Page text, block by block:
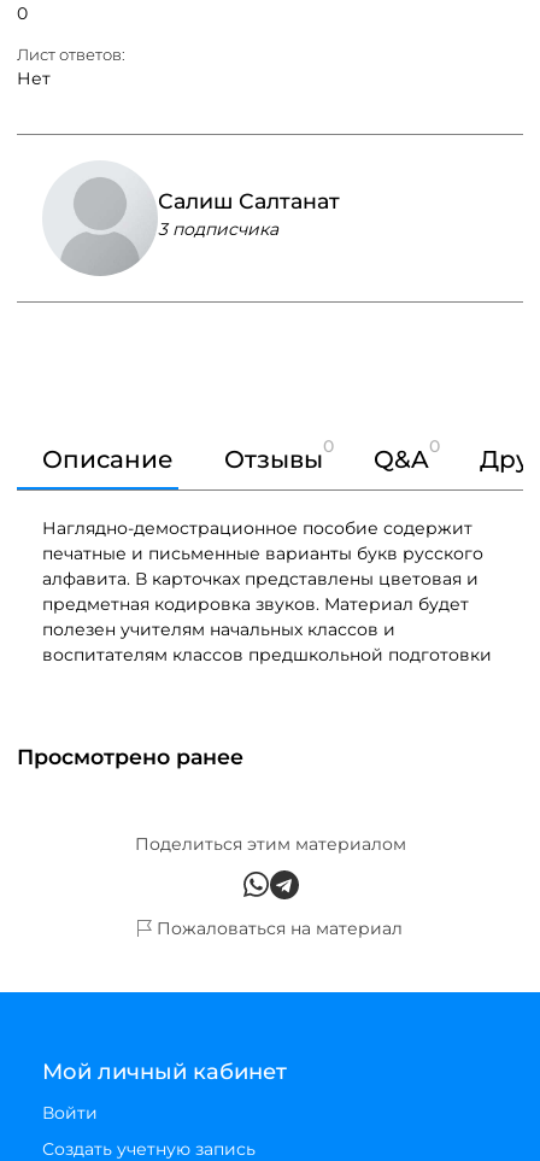
0
Лист ответов:
Нет
Салиш Салтанат
3 подписчика
Описание Отзывы0 Q&A0
Наглядно-демострационное пособие содержит
печатные и письменные варианты букв русского
алфавита. В карточках представлены цветовая и
предметная кодировка звуков. Материал будет
полезен учителям начальных классов и
воспитателям классов предшкольной подготовки
Просмотрено ранее
Поделиться этим материалом
Пожаловаться на материал
Мой личный кабинет
Войти
Создать учетную запись